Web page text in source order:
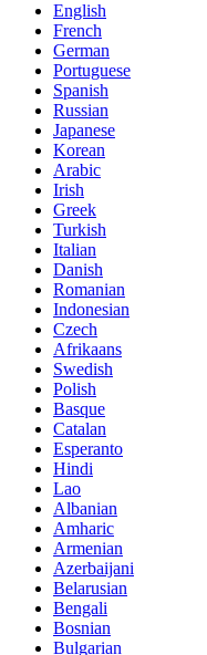
English
French
German
Portuguese
Spanish
Russian
Japanese
Korean
Arabic
Irish
Greek
Turkish
Italian
Danish
Romanian
Indonesian
Czech
Afrikaans
Swedish
Polish
Basque
Catalan
Esperanto
Hindi
Lao
Albanian
Amharic
Armenian
Azerbaijani
Belarusian
Bengali
Bosnian
Bulgarian